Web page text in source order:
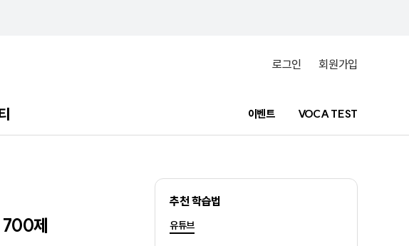
로그인 회원가입
이벤트 VOCA TEST
700제
추천 학습법
유튜브